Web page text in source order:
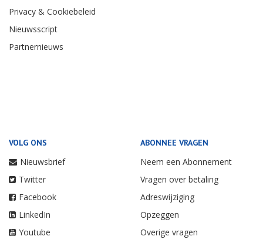
Privacy & Cookiebeleid
Nieuwsscript
Partnernieuws
VOLG ONS
Nieuwsbrief
Twitter
Facebook
LinkedIn
Youtube
ABONNEE VRAGEN
Neem een Abonnement
Vragen over betaling
Adreswijziging
Opzeggen
Overige vragen